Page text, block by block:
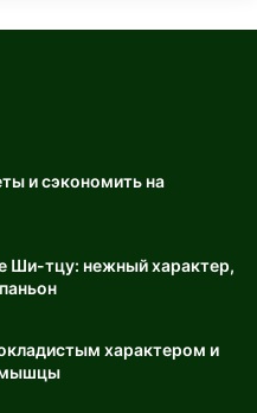
и сэкономить на
Ши-тцу: нежный характер,
характером и
мышцы